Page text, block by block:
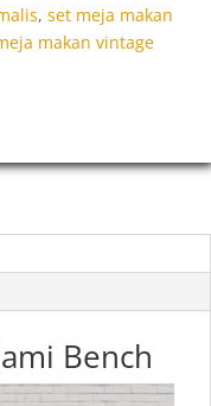
, set meja makan
makan vintage
Bench